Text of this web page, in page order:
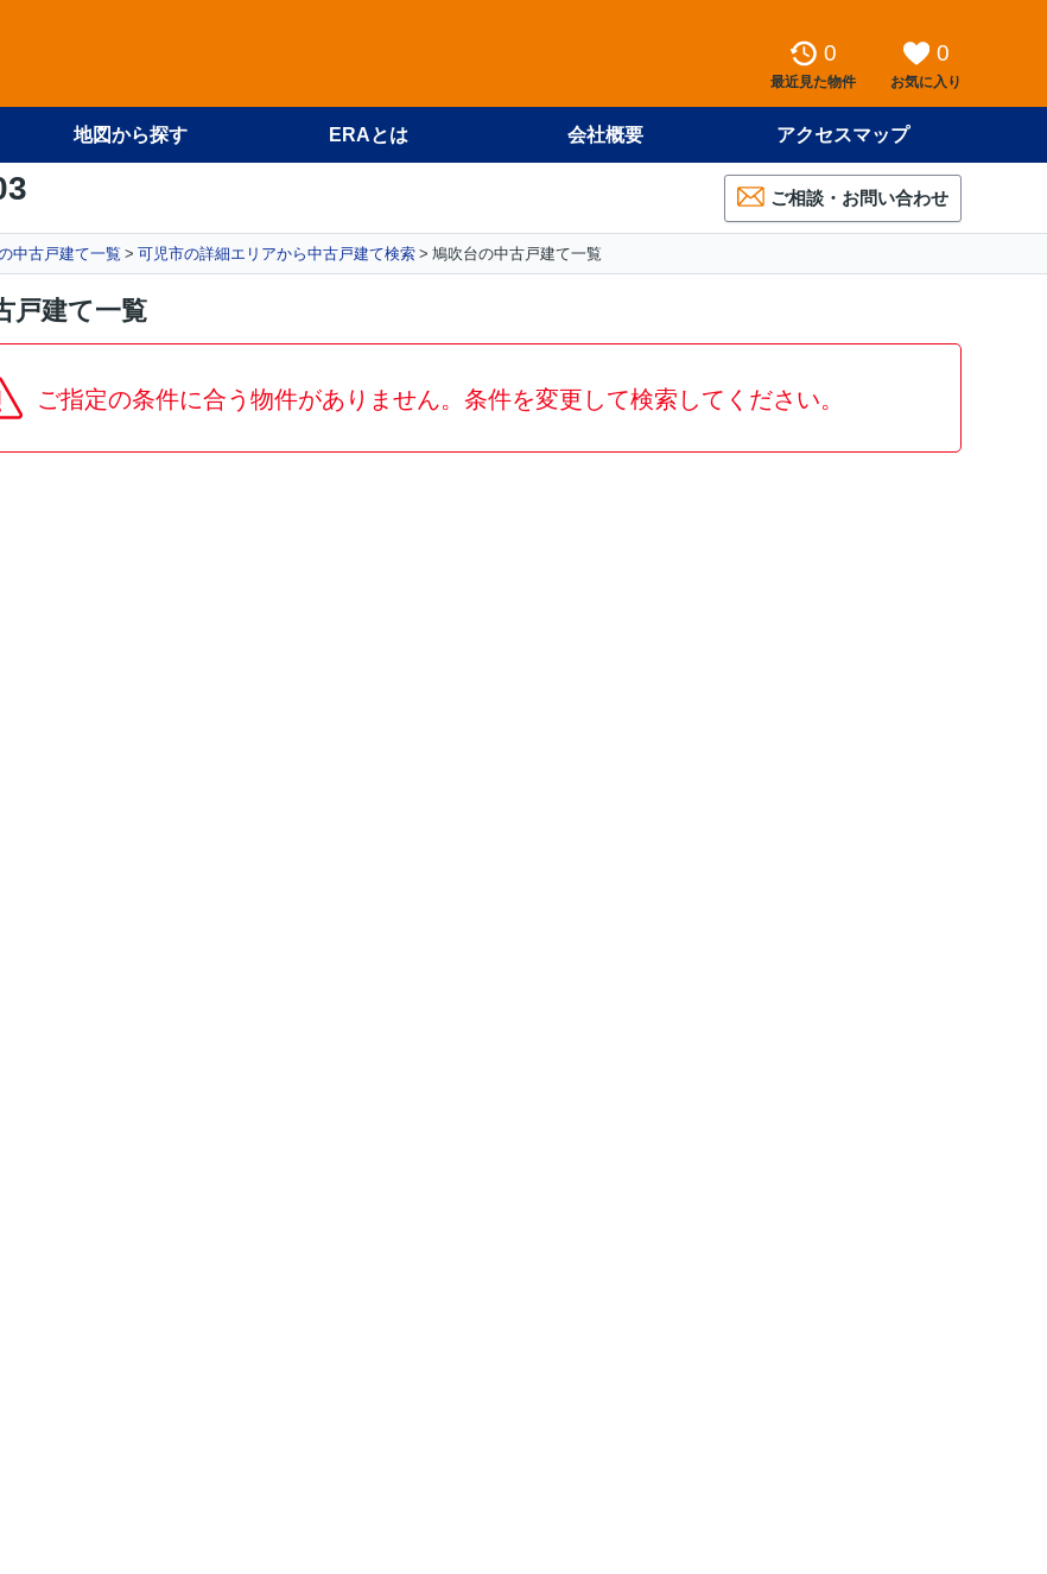
0
最近見た物件
0
お気に入り
地図から探す ERAとは 会社概要 アクセスマップ
ご相談・お問い合わせ
中古戸建て一覧 可児市の詳細エリアから中古戸建て検索 鳩吹台の中古戸建て一覧
戸建て一覧
ご指定の条件に合う物件がありません。条件を変更して検索してください。